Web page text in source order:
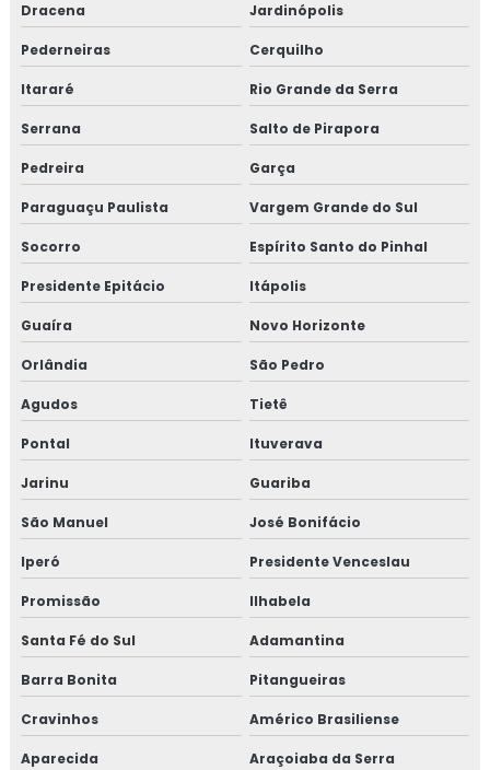
Dracena Jardinópolis
Pederneiras Cerquilho
Itararé Rio Grande da Serra
Serrana Salto de Pirapora
Pedreira Garça
Paraguaçu Paulista Vargem Grande do Sul
Socorro Espírito Santo do Pinhal
Presidente Epitácio Itápolis
Guaíra Novo Horizonte
Orlândia São Pedro
Agudos Tietê
Pontal Ituverava
Jarinu Guariba
São Manuel José Bonifácio
Iperó Presidente Venceslau
Promissão Ilhabela
Santa Fé do Sul Adamantina
Barra Bonita Pitangueiras
Cravinhos Américo Brasiliense
Aparecida Araçoiaba da Serra